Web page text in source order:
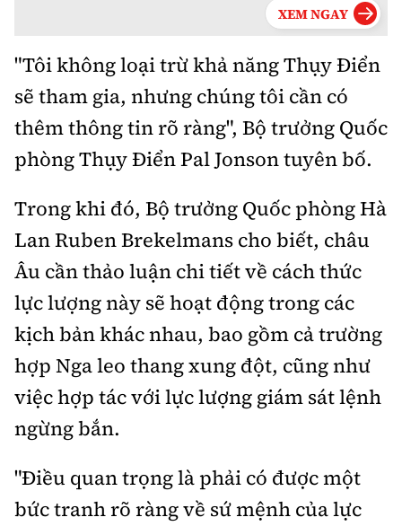
"Tôi không loại trừ khả năng Thụy Điển
sẽ tham gia, nhưng chúng tôi cần có
thêm thông tin rõ ràng", Bộ trưởng Quốc
phòng Thụy Điển Pal Jonson tuyên bố.
Trong khi đó, Bộ trưởng Quốc phòng Hà
Lan Ruben Brekelmans cho biết, châu
Âu cần thảo luận chi tiết về cách thức
lực lượng này sẽ hoạt động trong các
kịch bản khác nhau, bao gồm cả trường
hợp Nga leo thang xung đột, cũng như
việc hợp tác với lực lượng giám sát lệnh
ngừng bắn.
"Điều quan trọng là phải có được một
bức tranh rõ ràng về sứ mệnh của lực